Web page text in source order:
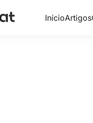
InícioArtigos